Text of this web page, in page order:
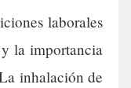
laborales
la importancia
inhalación de